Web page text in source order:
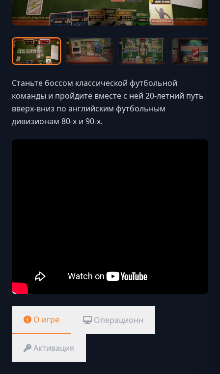
Станьте боссом классической футбольной
команды и пройдите вместе с ней 20-летний путь
вверх-вниз по английским футбольным
дивизионам 80-х и 90-х.
О игре Операционн
Активация